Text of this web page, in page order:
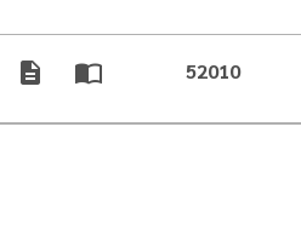
description import_contacts 52010